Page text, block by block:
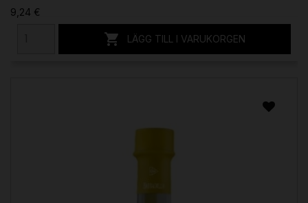
9,24 €
 LÄGG TILL I VARUKORGEN